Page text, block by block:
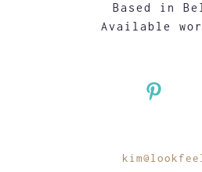
Based in
Available